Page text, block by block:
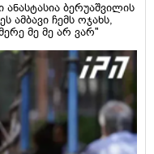
ანასტასია ბერუაშვილის
ამბავი ჩემს ოჯახს,
მე მე არ ვარ"